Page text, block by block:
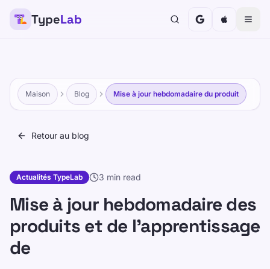
TypeLab
Maison Blog Mise à jour hebdomadaire du produit
Retour au blog
Actualités TypeLab 3 min read
Mise à jour hebdomadaire des
produits et de l'apprentissage
de